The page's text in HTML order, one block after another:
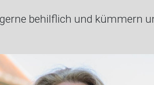
behilflich und kümmern